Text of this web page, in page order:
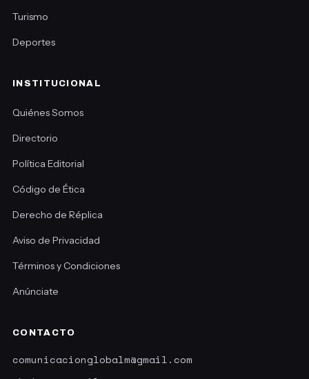
Turismo
Deportes
INSTITUCIONAL
Quiénes Somos
Directorio
Política Editorial
Código de Ética
Derecho de Réplica
Aviso de Privacidad
Términos y Condiciones
Anúnciate
CONTACTO
comunicacionglobalm@gmail.com